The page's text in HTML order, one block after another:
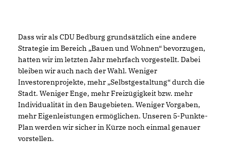
Dass wir als CDU Bedburg grundsätzlich eine andere
Strategie im Bereich „Bauen und Wohnen“ bevorzugen,
hatten wir im letzten Jahr mehrfach vorgestellt. Dabei
bleiben wir auch nach der Wahl. Weniger
Investorenprojekte, mehr „Selbstgestaltung“ durch die
Stadt. Weniger Enge, mehr Freizügigkeit bzw. mehr
Individualität in den Baugebieten. Weniger Vorgaben,
mehr Eigenleistungen ermöglichen. Unseren 5-Punkte-
Plan werden wir sicher in Kürze noch einmal genauer
vorstellen.